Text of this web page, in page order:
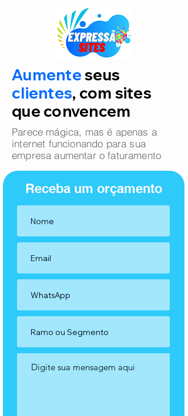
Aumenteseus
clientes, com sites
que convencem
Parece mágica, mas é apenas a
internet funcionando para sua
empresa aumentar o faturamento
Receba um orçamento